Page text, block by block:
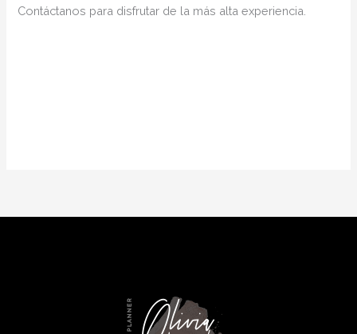
Contáctanos para disfrutar de la más alta experiencia.